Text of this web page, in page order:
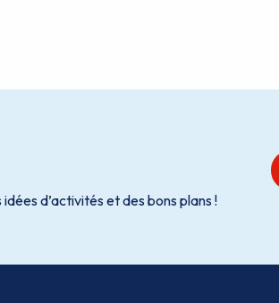
d’activités et des bons plans !